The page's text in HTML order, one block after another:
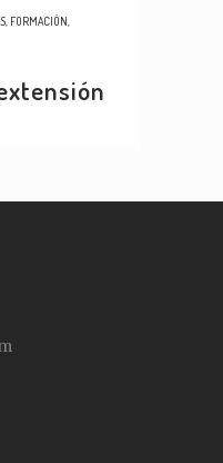
FORMACIÓN